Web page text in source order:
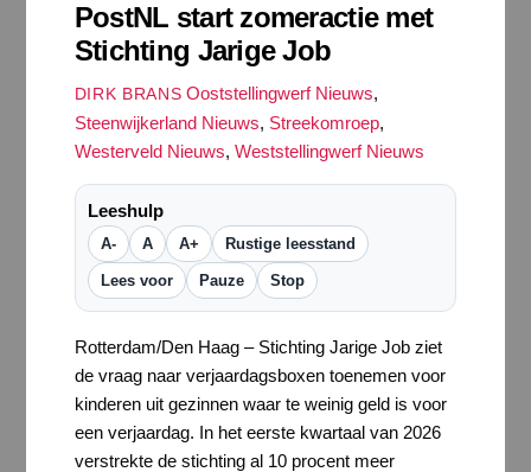
PostNL start zomeractie met
Stichting Jarige Job
DIRK BRANS Ooststellingwerf Nieuws,
Steenwijkerland Nieuws, Streekomroep,
Westerveld Nieuws, Weststellingwerf Nieuws
Leeshulp
A- A A+ Rustige leesstand
Lees voor Pauze Stop
Rotterdam/Den Haag – Stichting Jarige Job ziet
de vraag naar verjaardagsboxen toenemen voor
kinderen uit gezinnen waar te weinig geld is voor
een verjaardag. In het eerste kwartaal van 2026
verstrekte de stichting al 10 procent meer